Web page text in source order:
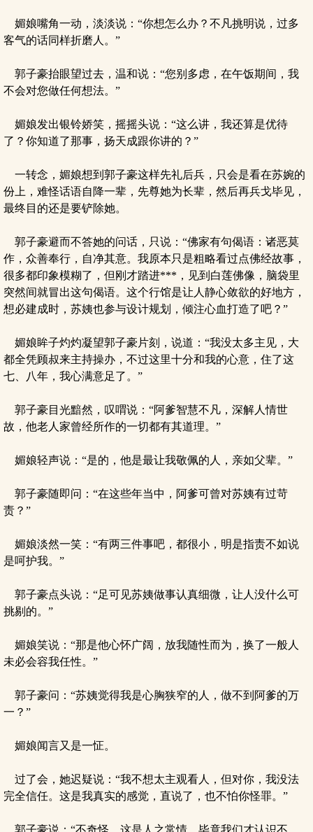
媚娘嘴角一动，淡淡说：“你想怎么办？不凡挑明说，过多
客气的话同样折磨人。”
郭子豪抬眼望过去，温和说：“您别多虑，在午饭期间，我
不会对您做任何想法。”
媚娘发出银铃娇笑，摇摇头说：“这么讲，我还算是优待
了？你知道了那事，扬天成跟你讲的？”
一转念，媚娘想到郭子豪这样先礼后兵，只会是看在苏婉的
份上，难怪话语自降一辈，先尊她为长辈，然后再兵戈毕见，
最终目的还是要铲除她。
郭子豪避而不答她的问话，只说：“佛家有句偈语：诸恶莫
作，众善奉行，自净其意。我原本只是粗略看过点佛经故事，
很多都印象模糊了，但刚才踏进***，见到白莲佛像，脑袋里
突然间就冒出这句偈语。这个行馆是让人静心敛欲的好地方，
想必建成时，苏姨也参与设计规划，倾注心血打造了吧？”
媚娘眸子灼灼凝望郭子豪片刻，说道：“我没太多主见，大
都全凭顾叔来主持操办，不过这里十分和我的心意，住了这
七、八年，我心满意足了。”
郭子豪目光黯然，叹喟说：“阿爹智慧不凡，深解人情世
故，他老人家曾经所作的一切都有其道理。”
媚娘轻声说：“是的，他是最让我敬佩的人，亲如父辈。”
郭子豪随即问：“在这些年当中，阿爹可曾对苏姨有过苛
责？”
媚娘淡然一笑：“有两三件事吧，都很小，明是指责不如说
是呵护我。”
郭子豪点头说：“足可见苏姨做事认真细微，让人没什么可
挑剔的。”
媚娘笑说：“那是他心怀广阔，放我随性而为，换了一般人
未必会容我任性。”
郭子豪问：“苏姨觉得我是心胸狭窄的人，做不到阿爹的万
一？”
媚娘闻言又是一怔。
过了会，她迟疑说：“我不想太主观看人，但对你，我没法
完全信任。这是我真实的感觉，直说了，也不怕你怪罪。”
郭子豪说：“不奇怪，这是人之常情。毕竟我们才认识不